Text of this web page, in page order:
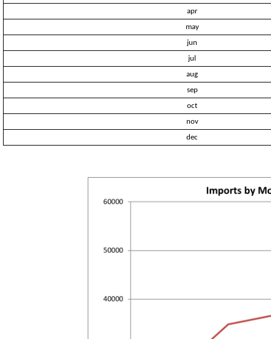
apr
may
jun
jul
aug
sep
oct
nov
dec